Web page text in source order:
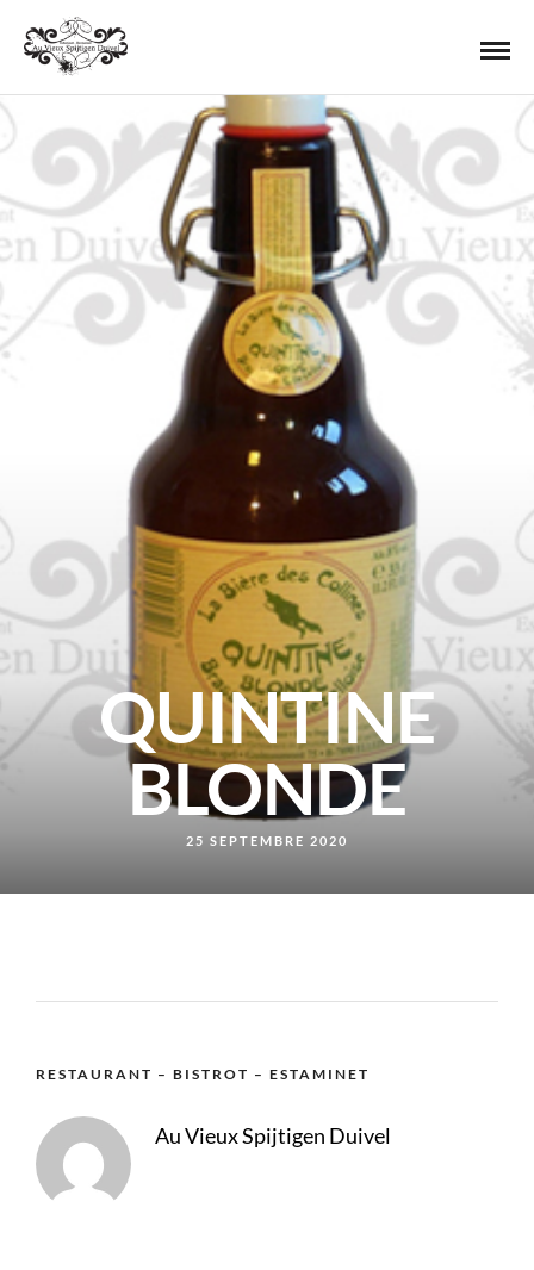
QUINTINE
BLONDE
25 SEPTEMBRE 2020
RESTAURANT – BISTROT – ESTAMINET
Au Vieux Spijtigen Duivel